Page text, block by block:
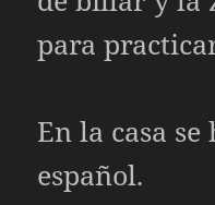
para
En la casa
español.